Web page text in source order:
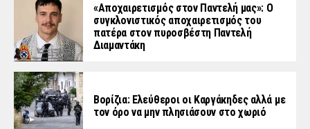
«Aποχαιρετισμός στον Παντελή μας»: Ο
συγκλονιστικός αποχαιρετισμός του
πατέρα στον πυροσβέστη Παντελή
Διαμαντάκη
Βορίζια: Ελεύθεροι οι Καργάκηδες αλλά με
τον όρο να μην πλησιάσουν στο χωριό